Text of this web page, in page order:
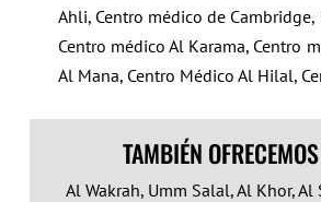
Ahli, Centro médico de
Centro médico Al Karama, Centro
Al Mana, Centro Médico Al Hilal,
TAMBIÉN
Al Wakrah, Umm Salal, Al Khor,